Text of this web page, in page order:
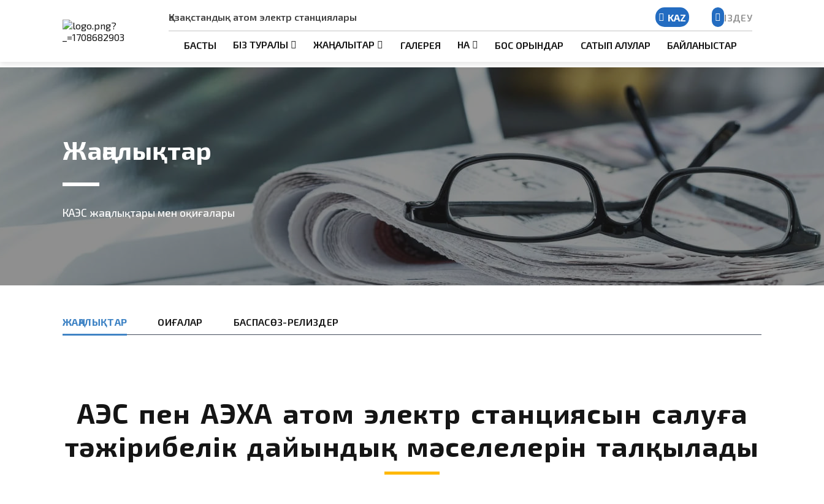
Қазақстандық атом электр станциялары
KAZ
ІЗДЕУ
БАСТЫ БІЗ ТУРАЛЫ ЖАҢАЛЫҚТАР ГАЛЕРЕЯ НҚА БОС ОРЫНДАР САТЫП АЛУЛАР БАЙЛАНЫСТАР
Жаңалықтар
КАЭС жаңалықтары мен оқиғалары
ЖАҢАЛЫҚТАР ОҚИҒАЛАР БАСПАСӨЗ-РЕЛИЗДЕР
ҚАЭС пен АЭХА атом электр станциясын салуға
тәжірибелік дайындық мәселелерін талқылады